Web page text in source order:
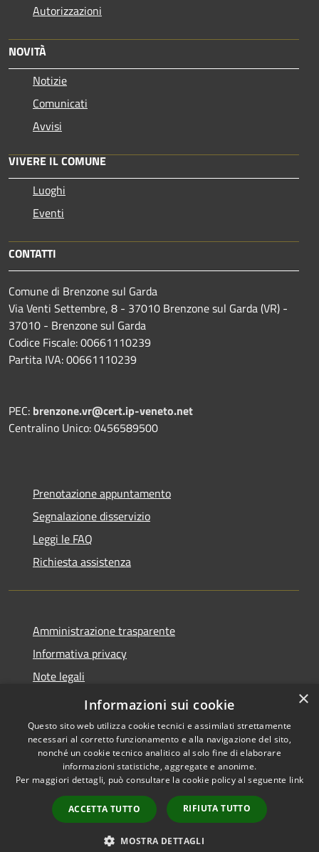
Autorizzazioni
NOVITÀ
Notizie
Comunicati
Avvisi
VIVERE IL COMUNE
Luoghi
Eventi
CONTATTI
Comune di Brenzone sul Garda
Via Venti Settembre, 8 - 37010 Brenzone sul Garda (VR) -
37010 - Brenzone sul Garda
Codice Fiscale: 00661110239
Partita IVA: 00661110239
PEC: brenzone.vr@cert.ip-veneto.net
Centralino Unico: 0456589500
Prenotazione appuntamento
Segnalazione disservizio
Leggi le FAQ
Richiesta assistenza
Amministrazione trasparente
Informativa privacy
Note legali
Dichiarazione di accessibilità
Accessibilità
Copyright © 2026 • Comune di
Brenzone sul Garda • Powered
byMunicipium
Accesso
redazione
×
Informazioni sui cookie
Questo sito web utilizza cookie tecnici e assimilati strettamente
necessari al corretto funzionamento e alla navigazione del sito,
nonché un cookie tecnico analitico al solo fine di elaborare
informazioni statistiche, aggregate e anonime.
Per maggiori dettagli, può consultare la cookie policy al seguente link
ACCETTA TUTTO RIFIUTA TUTTO
MOSTRA DETTAGLI